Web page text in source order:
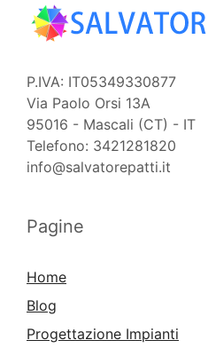
P.IVA: IT05349330877
Via Paolo Orsi 13A
95016 - Mascali (CT) - IT
Telefono: 3421281820
info@salvatorepatti.it
Pagine
Home
Blog
Progettazione Impianti